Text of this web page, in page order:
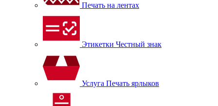
Печать на лентах
Этикетки Честный знак
Услуга Печать ярлыков